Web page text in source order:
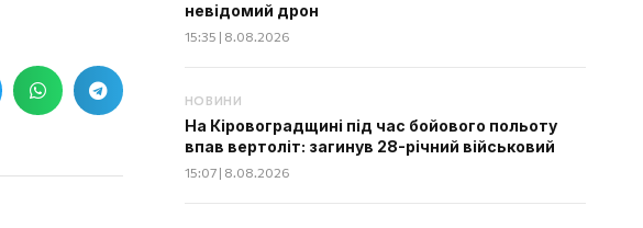
невідомий дрон
15:35 | 8.08.2026
НОВИНИ
На Кіровоградщині під час бойового польоту
впав вертоліт: загинув 28-річний військовий
15:07 | 8.08.2026